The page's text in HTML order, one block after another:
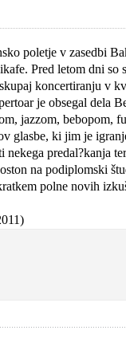
poletje v zasedbi
Pred letom dni so
koncertiranju v
je obsegal dela
jazzom, bebopom,
glasbe, ki jim je
nekega predal?kanja
na podiplomski
polne novih